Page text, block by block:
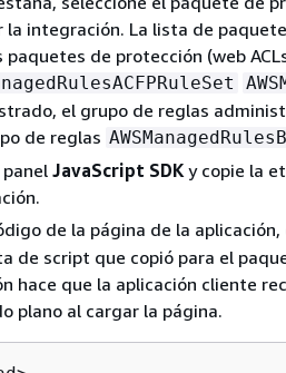
la integración. La lista de
paquetes de protección (web
el grupo de reglas
de reglas
JavaScript SDKy copie la
de la página de la aplicación,
de script que copió para el
hace que la aplicación cliente
plano al cargar la página.